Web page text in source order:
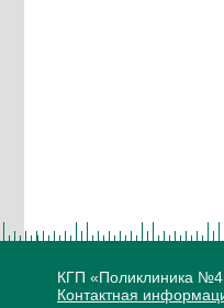
КГП «Поликлиника №4
Контактная